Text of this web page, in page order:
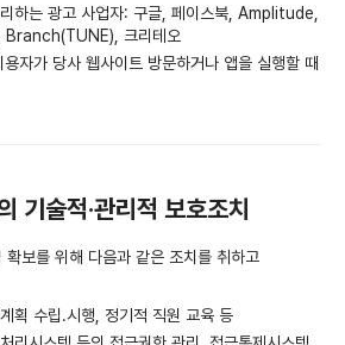
하는 광고 사업자: 구글, 페이스북, Amplitude,
크리테오
자가 당사 웹사이트 방문하거나 앱을 실행할 때
기술적·관리적 보호조치
확보를 위해 다음과 같은 조치를 취하고
획 수립․시행, 정기적 직원 교육 등